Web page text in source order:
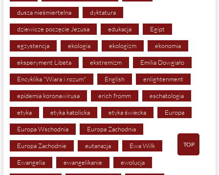
dusza nieśmiertelna dyktatura
dziewicze poczęcie Jezusa edukacja Egipt
egzystencja ekologia ekologizm ekonomia
eksperyment Libeta ekstremizm Emilia Dowgiało
Encyklika "Wiara i rozum" English enlightenment
epidemia koronawirusa erich fromm eschatologia
etyka etyka katolicka etyka świecka Europa
Europa Wschodnia Europa Zachodnia
Europa Zachodnie eutanazja Ewa Wilk
Ewangelia ewangelikanie ewolucja
TOP